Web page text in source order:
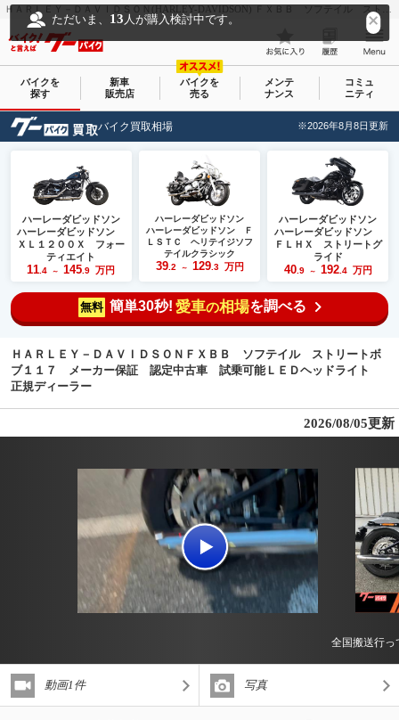
ＨＡＲＬＥＹ－ＤＡＶＩＤＳＯＮ(HARLEY-DAVIDSON) ＦＸＢＢ ソフテイル ストリートボブ１１７ メーカー保証 認定中古車 試乗可能ＬＥＤヘッドライト 正規ディーラー｜ハーレーダビッドソン所沢｜新車・中古バイクなら【グーバイク(GooBike)】
ただいま、 13 人が購入検討中です。
バイクを
探す
新車
販売店
バイクを
売る
メンテ
ナンス
コミュ
ニティ
バイク買取相場 ※2026年8月8日更新
ハーレーダビッドソン
ハーレーダビッドソン
ＸＬ１２００Ｘ フォー
ティエイト
11 .4 ～ 145 .9 万円
ハーレーダビッドソン
ハーレーダビッドソン Ｆ
ＬＳＴＣ ヘリテイジソフ
テイルクラシック
39.2 ～ 129.3 万円
ハーレーダビッドソン
ハーレーダビッドソン
ＦＬＨＸ ストリートグ
ライド
40.9 ～ 192.4 万円
無料 簡単30秒! 愛車の相場を調べる
ＨＡＲＬＥＹ－ＤＡＶＩＤＳＯＮＦＸＢＢ ソフテイル ストリートボ
ブ１１７ メーカー保証 認定中古車 試乗可能ＬＥＤヘッドライト
正規ディーラー
2026/08/05更新
全国搬送行っ
動画1件 写真